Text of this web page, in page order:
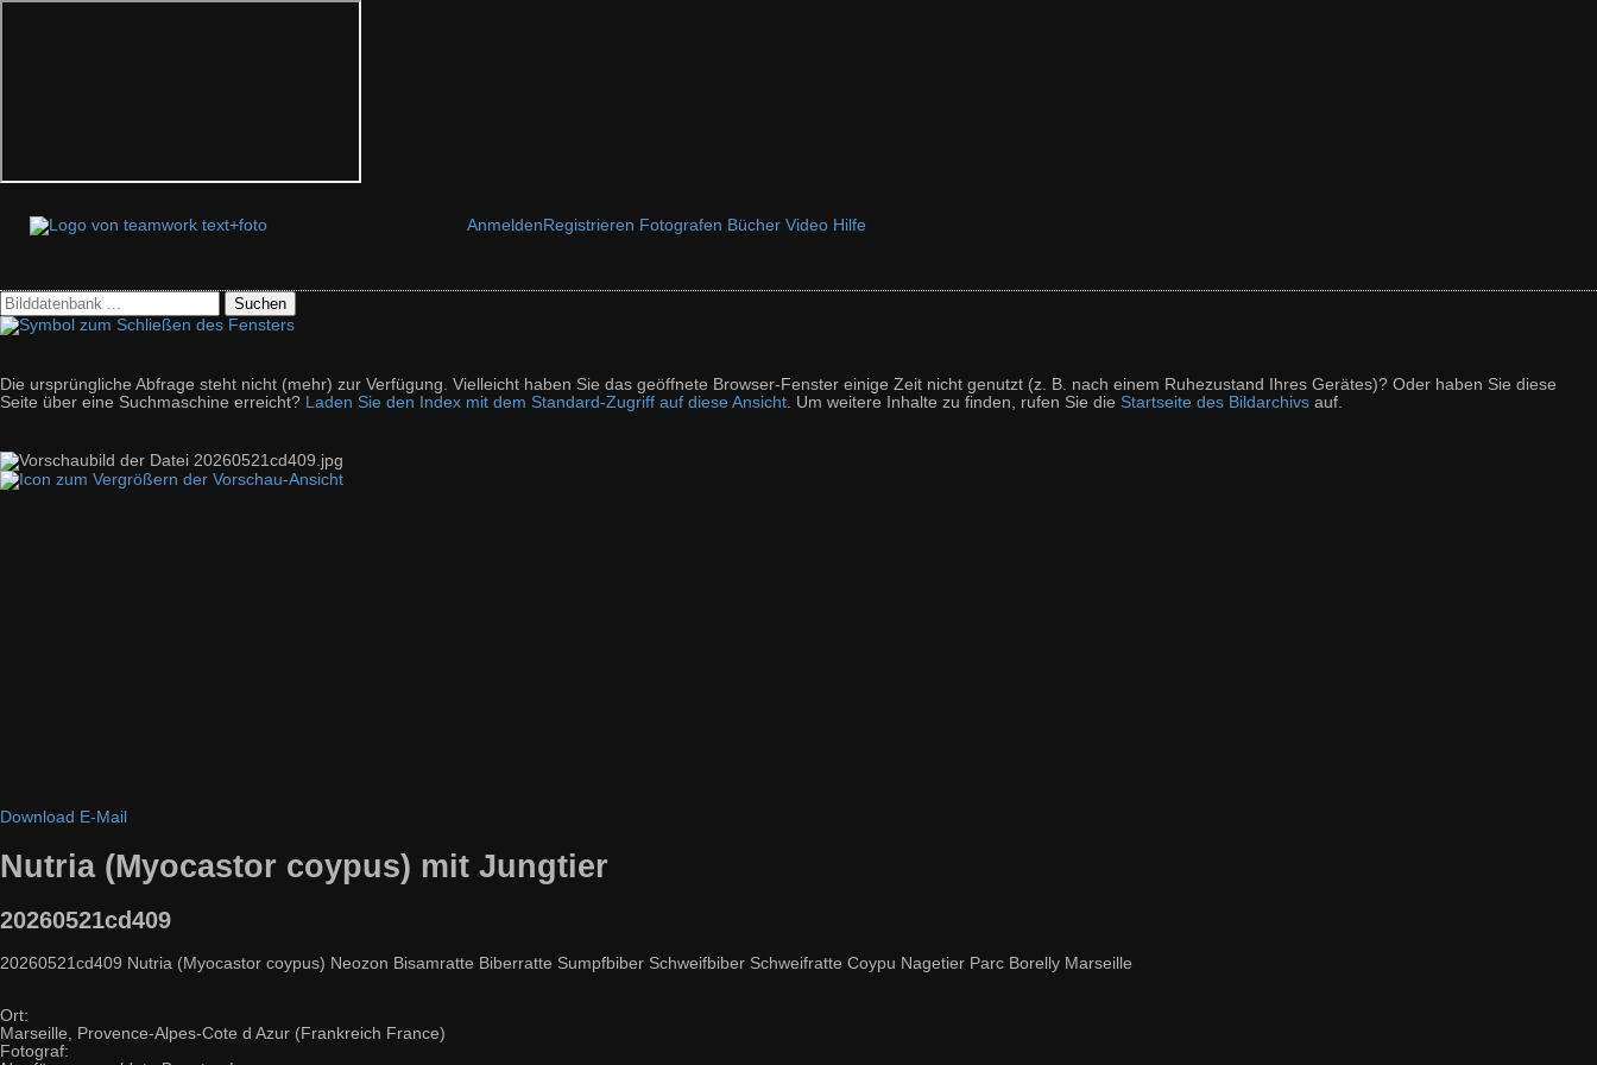
Anmelden Registrieren Fotografen Bücher Video Hilfe
Suchen
Die ursprüngliche Abfrage steht nicht (mehr) zur Verfügung. Vielleicht haben Sie das geöffnete Browser-Fenster einige Zeit nicht genutzt (z. B. nach einem Ruhezustand Ihres Gerätes)? Oder haben Sie diese
Seite über eine Suchmaschine erreicht? Laden Sie den Index mit dem Standard-Zugriff auf diese Ansicht. Um weitere Inhalte zu finden, rufen Sie die Startseite des Bildarchivs auf.
Download E-Mail
Nutria (Myocastor coypus) mit Jungtier
20260521cd409
20260521cd409 Nutria (Myocastor coypus) Neozon Bisamratte Biberratte Sumpfbiber Schweifbiber Schweifratte Coypu Nagetier Parc Borelly Marseille
Ort:
Marseille, Provence-Alpes-Cote d Azur (Frankreich France)
Fotograf: